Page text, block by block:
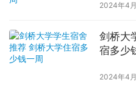
2024年4
剑桥大
宿多少
2024年4